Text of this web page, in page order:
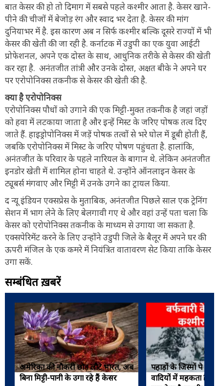
बात केसर की हो तो दिमाग में सबसे पहले कश्मीर आता है. केसर खाने-
पीने की चीजों में बेजोड़ रंग और स्वाद भर देता है. केसर की मांग
दुनियाभर में है. इस कारण अब न सिर्फ कश्मीर बल्कि दूसरे राज्यों में भी
केसर की खेती की जा रही है. कर्नाटक में उडुपी का एक युवा आईटी
प्रोफेशनल, अपने एक दोस्त के साथ, आधुनिक तरीके से केसर की खेती
कर रहा है. अनंतजीत तांत्री और उनके दोस्त, अक्षत बीके ने अपने घर
पर एरोपोनिक्स तकनीक से केसर की खेती की है.
क्या है एरोपोनिक्स
एरोपोनिक्स पौधों को उगाने की एक मिट्टी-मुक्त तकनीक है जहां जड़ों
को हवा में लटकाया जाता है और इन्हें मिस्ट के जरिए पोषक तत्व दिए
जाते हैं. हाइड्रोपोनिक्स में जड़ें पोषक तत्वों से भरे घोल में डूबी होती हैं,
जबकि एरोपोनिक्स में मिस्ट के जरिए पोषण पहुंचता है. हालांकि,
अनंतजीत के परिवार के पहले नारियल के बागान थे. लेकिन अनंतजीत
इनडोर खेती में शामिल होना चाहते थे. उन्होंने ऑनलाइन केसर के
ट्यूबर्स मंगवाए और मिट्टी में उनके उगने का ट्रायल किया.
द न्यू इंडियन एक्सप्रेस के मुताबिक, अनंतजीत पिछले साल एक ट्रेनिंग
सेशन में भाग लेने के लिए बेलगावी गए थे और वहां उन्हें पता चला कि
केसर को एरोपोनिक्स तकनीक के माध्यम से उगाया जा सकता है.
एक्सपेरिमेंट करने के लिए उन्होंने उडुपी जिले के बैलूर में अपने घर की
ऊपरी मंजिल के एक कमरे में नियंत्रित वातावरण सेट किया ताकि केसर
उगा सकें.
सम्बंधित ख़बरें
अमेरिका की नौकरी छोड़ लौटे भारत, अब
बिना मिट्टी-पानी के उगा रहे हैं केसर
पहाड़ों के जिस्मों पे बर्फ
वादियों में महकता है